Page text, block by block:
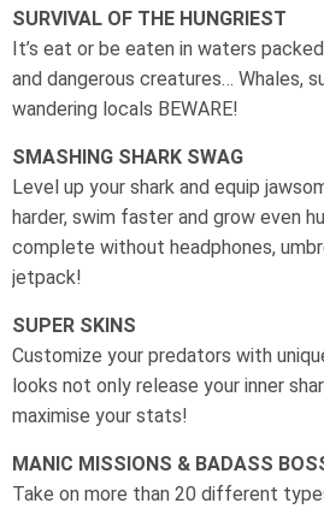
SURVIVAL OF THE HUNGRIEST
It’s eat or be eaten in waters
and dangerous creatures… Whales,
wandering locals BEWARE!
SMASHING SHARK SWAG
Level up your shark and equip
harder, swim faster and grow even
complete without headphones,
jetpack!
SUPER SKINS
Customize your predators with
looks not only release your inner
maximise your stats!
MANIC MISSIONS & BADASS
Take on more than 20 different